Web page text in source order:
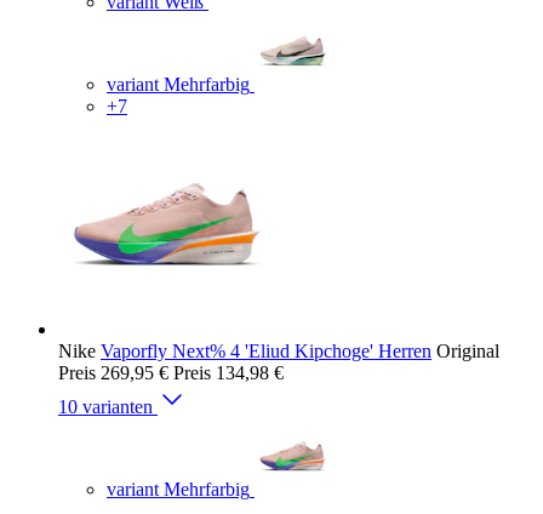
variant Mehrfarbig
+7
Nike Vaporfly Next% 4 'Eliud Kipchoge' Herren Original
Preis 269,95 € Preis 134,98 €
10 varianten
variant Mehrfarbig